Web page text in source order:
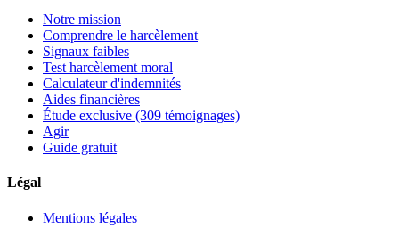
Notre mission
Comprendre le harcèlement
Signaux faibles
Test harcèlement moral
Calculateur d'indemnités
Aides financières
Étude exclusive (309 témoignages)
Agir
Guide gratuit
Légal
Mentions légales